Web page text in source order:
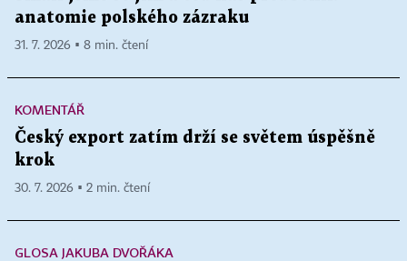
anatomie polského zázraku
31. 7. 2026 ▪ 8 min. čtení
KOMENTÁŘ
Český export zatím drží se světem úspěšně
krok
30. 7. 2026 ▪ 2 min. čtení
GLOSA JAKUBA DVOŘÁKA